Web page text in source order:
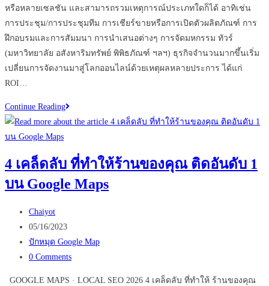
หรือหลายเซลชัน และสามารถรวมเหตุการณ์ประเภทใดก็ได้ อาทิเช่น
การประชุม/การประชุมทีม การเชียร์ขายหรือการเปิดตัวผลิตภัณฑ์ การ
ฝึกอบรมและการสัมมนา การนำเสนอต่างๆ การจัดมหกรรม ทัวร์
(มหาวิทยาลัย อสังหาริมทรัพย์ พิพิธภัณฑ์ ฯลฯ) ธุรกิจจำนวนมากขึ้นเริ่ม
เปลี่ยนการจัดงานมาสู่โลกออนไลน์ด้วยเหตุผลหลายประการ ได้แก่
ROI…
Continue ReadingVirtual
Events
อนาคต
ธุรกิจ
ของ
หรือ
ไม่
4 เคล็ดลับ ที่ทำให้ร้านของคุณ ติดอันดับ 1
บน Google Maps
Post
author:
Chaiyot
Post
published:
05/16/2023
Post
category:
ปักหมุด Google Map
Post
0 Comments
GOOGLE MAPS · LOCAL SEO 2026 4 เคล็ดลับ ที่ทำให้ ร้านของคุณ